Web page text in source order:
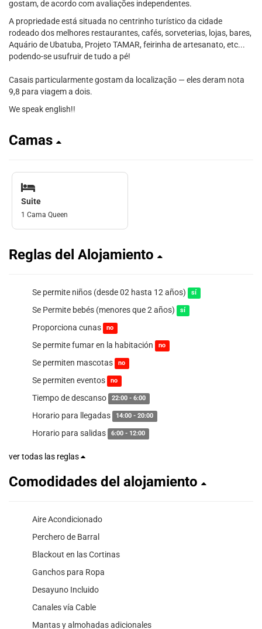
gostam, de acordo com avaliações independentes.
A propriedade está situada no centrinho turístico da cidade
rodeado dos melhores restaurantes, cafés, sorveterias, lojas, bares,
Aquário de Ubatuba, Projeto TAMAR, feirinha de artesanato, etc...
podendo-se usufruir de tudo a pé!
Casais particularmente gostam da localização — eles deram nota
9,8 para viagem a dois.
We speak english!!
Camas
Suite
1 Cama Queen
Reglas del Alojamiento
Se permite niños (desde 02 hasta 12 años) sí
Se Permite bebés (menores que 2 años) sí
Proporciona cunas no
Se permite fumar en la habitación no
Se permiten mascotas no
Se permiten eventos no
Tiempo de descanso 22:00 - 6:00
Horario para llegadas 14:00 - 20:00
Horario para salidas 6:00 - 12:00
ver todas las reglas
Comodidades del alojamiento
Aire Acondicionado
Perchero de Barral
Blackout en las Cortinas
Ganchos para Ropa
Desayuno Incluido
Canales vía Cable
Mantas y almohadas adicionales